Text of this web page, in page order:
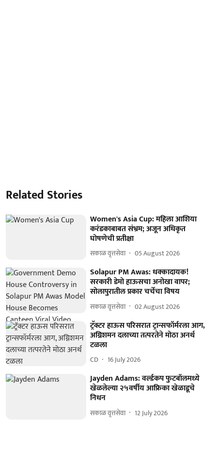
Related Stories
Women's Asia Cup: महिला आशिया
करंडकाबाबत संभ्रम; अजून अधिकृत
घोषणेची प्रतीक्षा
सकाळ वृत्तसेवा 05 August 2026
Solapur PM Awas: धक्कादायक!
सरकारी डेमो हाऊसचा अनोखा वापर;
सोलापुरातील प्रकार चर्चेचा विषय
सकाळ वृत्तसेवा 02 August 2026
ट्रॅक्टर हाऊस परिसरात ट्रान्सफॉर्मरला आग,
अग्निशमन दलाच्या तत्परतेने मोठा अनर्थ
टळला
CD 16 July 2026
Jayden Adams: वर्ल्डकप फुटबॉलमध्ये
खेळलेल्या २५वर्षीय आफ्रिका खेळाडूचे
निधन
सकाळ वृत्तसेवा 12 July 2026